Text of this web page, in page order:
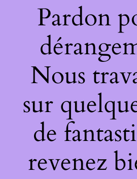
Pardon
Nous
sur
de
revenez